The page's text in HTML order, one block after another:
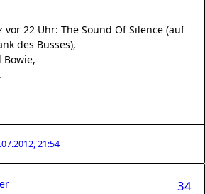
vor 22 Uhr: The Sound Of Silence (auf
des Busses),
Bowie,
21:54
34